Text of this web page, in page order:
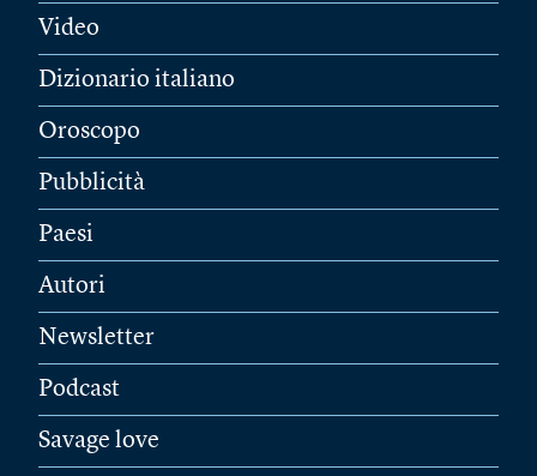
Video
Dizionario italiano
Oroscopo
Pubblicità
Paesi
Autori
Newsletter
Podcast
Savage love